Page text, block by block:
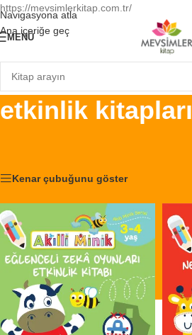
https://mevsimlerkitap.com.tr/
Navigasyona atla
Ana içeriğe geç
MENÜ
etkinlik kitapları
Kenar çubuğunu göster